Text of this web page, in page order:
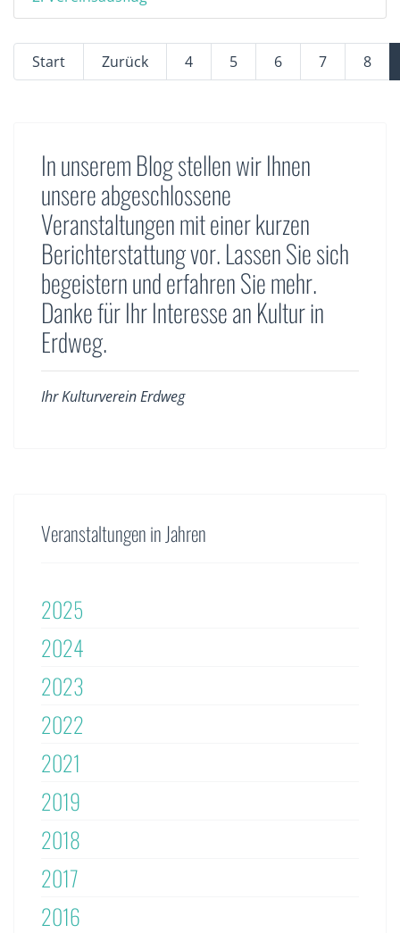
Start Zurück 4 5 6 7 8
In unserem Blog stellen wir Ihnen
unsere abgeschlossene
Veranstaltungen mit einer kurzen
Berichterstattung vor. Lassen Sie sich
begeistern und erfahren Sie mehr.
Danke für Ihr Interesse an Kultur in
Erdweg.
Ihr Kulturverein Erdweg
Veranstaltungen in Jahren
2025
2024
2023
2022
2021
2019
2018
2017
2016